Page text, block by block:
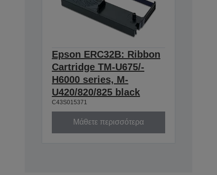
Epson ERC32B: Ribbon
Cartridge TM-U675/-
H6000 series, M-
U420/820/825 black
C43S015371
Μάθετε περισσότερα